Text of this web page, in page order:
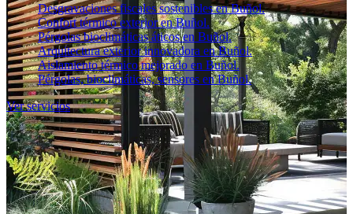
Desgravaciones fiscales sostenibles en Buñol.
Confort térmico exterior en Buñol.
Pérgolas bioclimáticas áticos en Buñol.
Arquitectura exterior innovadora en Buñol.
Aislamiento térmico mejorado en Buñol.
Pérgolas, bioclimáticas, sensores en Buñol.
Ver servicios